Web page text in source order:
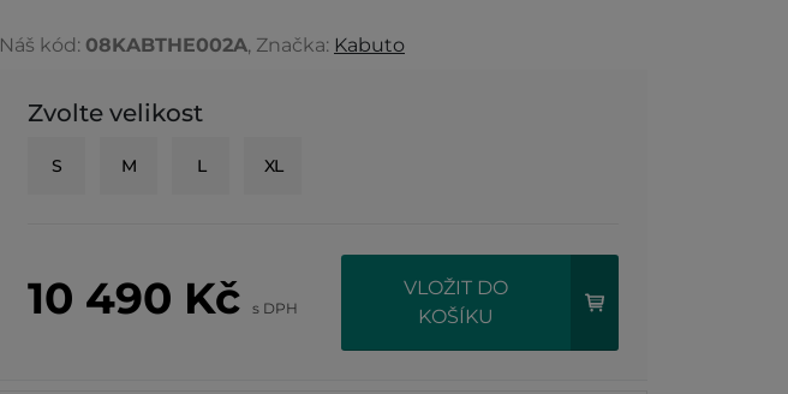
Náš kód: 08KABTHE002A, Značka: Kabuto
Zvolte velikost
S M L XL
10 490 Kč s DPH
VLOŽIT DO
KOŠÍKU